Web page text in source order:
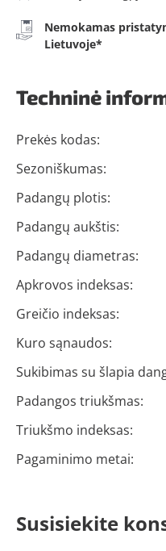
Nemokamas
Lietuvoje*
Techninė
Prekės kodas:
Sezoniškumas:
Padangų plotis:
Padangų aukštis:
Padangų diametras:
Apkrovos indeksas:
Greičio indeksas:
Kuro sąnaudos:
Sukibimas su šlapia
Padangos triukšmas:
Triukšmo indeksas:
Pagaminimo metai:
Susisiekite